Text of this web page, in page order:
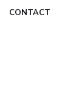
CONTACT